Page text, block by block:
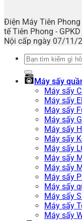
Điện Máy Tiên
tế Tiên Phong -
Nội cấp ngày 07/11/
Tìm
Máy sấy
Máy sấy
Máy sấy
Máy sấy
Máy sấy
Máy sấy
Máy sấy
Máy sấy
Máy sấy
Máy sấy
Máy sấy
Máy sấy
Máy sấy
Máy sấy
Máy sấy